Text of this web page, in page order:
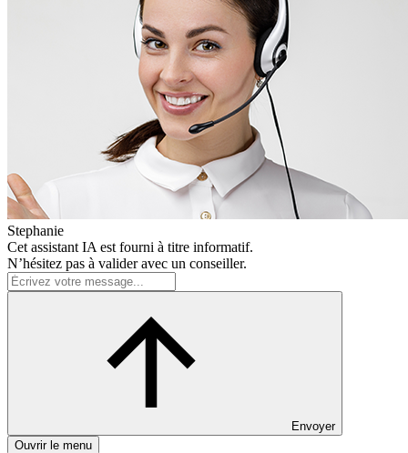
Stephanie
Cet assistant IA est fourni à titre informatif.
N’hésitez pas à valider avec un conseiller.
Envoyer
Ouvrir le menu